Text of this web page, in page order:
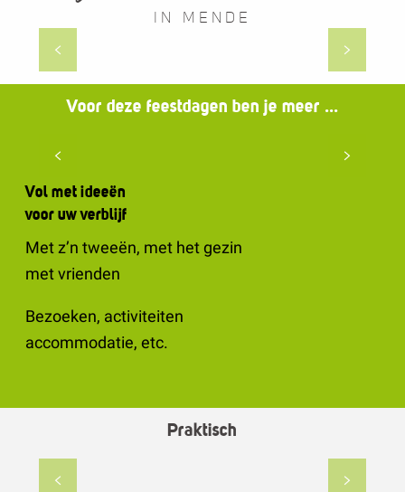
IN MENDE
Restaurants
Voor deze feestdagen ben je meer ...
Vol met ideeën
voor uw verblijf
Met z’n tweeën, met het gezin
met vrienden
Bezoeken, activiteiten
accommodatie, etc.
Praktisch